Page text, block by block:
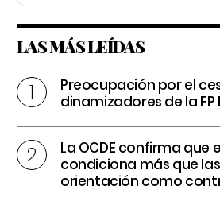
LAS MÁS LEÍDAS
Preocupación por el
dinamizadores de la
La OCDE confirma que
condiciona más que
orientación como